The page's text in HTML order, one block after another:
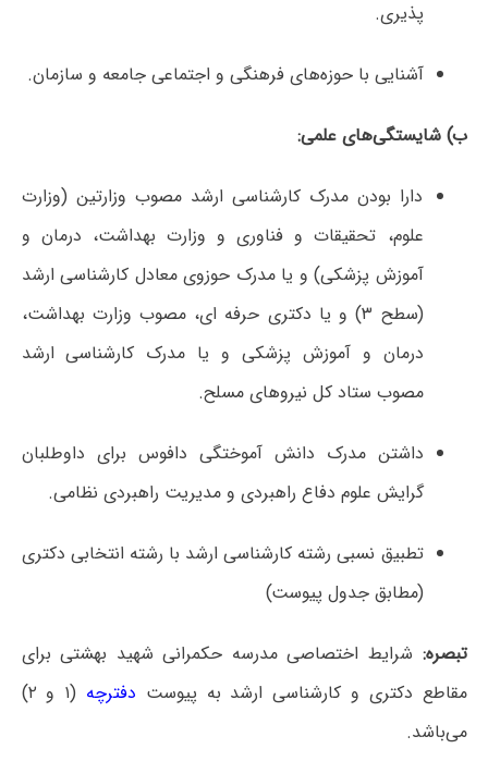
پذیری.
آشنایی با حوزه‌های فرهنگی و اجتماعی جامعه و سازمان.
ب) شایستگی‌های علمی:
دارا بودن مدرک کارشناسی ارشد مصوب وزارتین (وزارت
علوم، تحقیقات و فناوری و وزارت بهداشت، درمان و
آموزش پزشکی) و یا مدرک حوزوی معادل کارشناسی ارشد
(سطح ۳) و یا دکتری حرفه ای، مصوب وزارت بهداشت،
درمان و آموزش پزشکی و یا مدرک کارشناسی ارشد
مصوب ستاد کل نیروهای مسلح.
داشتن مدرک دانش آموختگی دافوس برای داوطلبان
گرایش علوم دفاع راهبردی و مدیریت راهبردی نظامی.
تطبیق نسبی رشته کارشناسی ارشد با رشته انتخابی دکتری
(مطابق جدول پیوست)
تبصره: شرایط اختصاصی مدرسه حکمرانی شهید بهشتی برای
مقاطع دکتری و کارشناسی ارشد به پیوست دفترچه
(۱ و ۲)
می‌باشد.